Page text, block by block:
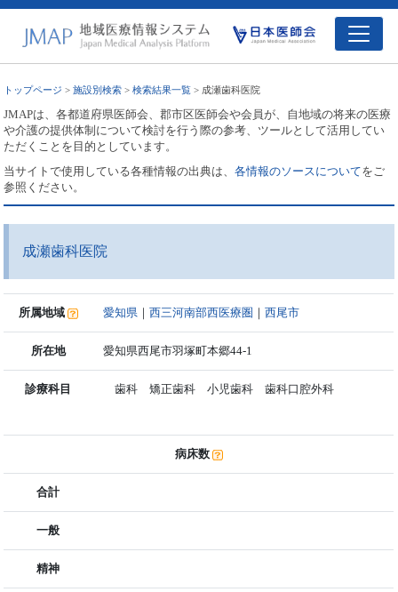
トップページ >施設別検索 >検索結果一覧 > 成瀬歯科医院
JMAPは、各都道府県医師会、郡市区医師会や会員が、自地域の将来の医療
や介護の提供体制について検討を行う際の参考、ツールとして活用してい
ただくことを目的としています。
当サイトで使用している各種情報の出典は、各情報のソースについてをご
参照ください。
成瀬歯科医院
所属地域 愛知県 ｜西三河南部西医療圏 ｜西尾市
所在地 愛知県西尾市羽塚町本郷44-1
診療科目 歯科 矯正歯科 小児歯科 歯科口腔外科
病床数
合計
一般
精神